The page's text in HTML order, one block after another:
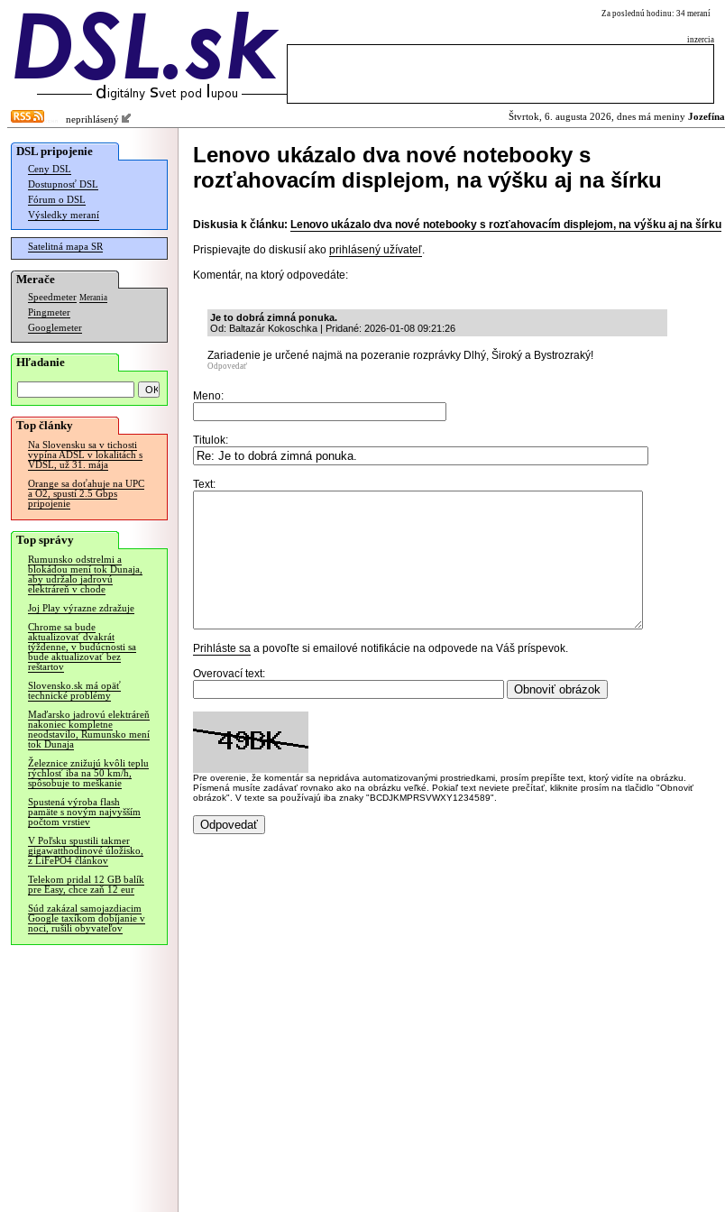
Za poslednú hodinu: 34 meraní
inzercia
neprihlásený Štvrtok, 6. augusta 2026, dnes má meniny Jozefína
DSL pripojenie
Ceny DSL
Dostupnosť DSL
Fórum o DSL
Výsledky meraní
Satelitná mapa SR
Merače
Speedmeter Merania
Pingmeter
Googlemeter
Hľadanie
Top články
Na Slovensku sa v tichosti
vypína ADSL v lokalitách s
VDSL, už 31. mája
Orange sa doťahuje na UPC
a O2, spustí 2.5 Gbps
pripojenie
Top správy
Rumunsko odstrelmi a
blokádou mení tok Dunaja,
aby udržalo jadrovú
elektráreň v chode
Joj Play výrazne zdražuje
Chrome sa bude
aktualizovať dvakrát
týždenne, v budúcnosti sa
bude aktualizovať bez
reštartov
Slovensko.sk má opäť
technické problémy
Maďarsko jadrovú elektráreň
nakoniec kompletne
neodstavilo, Rumunsko mení
tok Dunaja
Železnice znižujú kvôli teplu
rýchlosť iba na 50 km/h,
spôsobuje to meškanie
Spustená výroba flash
pamäte s novým najvyšším
počtom vrstiev
V Poľsku spustili takmer
gigawatthodinové úložisko,
z LiFePO4 článkov
Telekom pridal 12 GB balík
pre Easy, chce zaň 12 eur
Súd zakázal samojazdiacim
Google taxíkom dobíjanie v
noci, rušili obyvateľov
Lenovo ukázalo dva nové notebooky s
rozťahovacím displejom, na výšku aj na šírku
Diskusia k článku: Lenovo ukázalo dva nové notebooky s rozťahovacím displejom, na výšku aj na šírku
Prispievajte do diskusií ako prihlásený užívateľ.
Komentár, na ktorý odpovedáte:
Je to dobrá zimná ponuka.
Od: Baltazár Kokoschka | Pridané: 2026-01-08 09:21:26
Zariadenie je určené najmä na pozeranie rozprávky Dlhý, Široký a Bystrozraký!
Odpovedať
Meno:
Titulok:
Text:
Prihláste sa a povoľte si emailové notifikácie na odpovede na Váš príspevok.
Overovací text:
Pre overenie, že komentár sa nepridáva automatizovanými prostriedkami, prosím prepíšte text, ktorý vidíte na obrázku.
Písmená musíte zadávať rovnako ako na obrázku veľké. Pokiaľ text neviete prečítať, kliknite prosím na tlačidlo "Obnoviť
obrázok". V texte sa používajú iba znaky "BCDJKMPRSVWXY1234589".